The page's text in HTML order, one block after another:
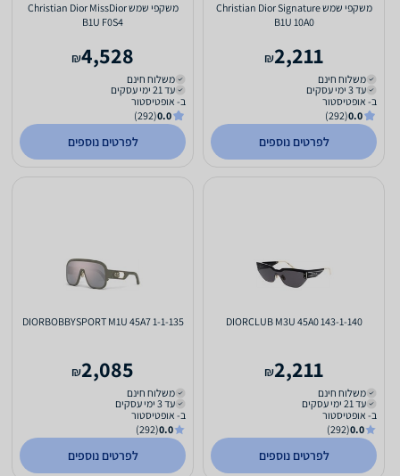
משקפי שמש Christian Dior Signature
B1U 10A0
2,211
₪
משלוח חינם
עד 3 ימי עסקים
ב- אופטיסטור
0.0
(292)
לפרטים נוספים
משקפי שמש Christian Dior MissDior
B1U F0S4
4,528
₪
משלוח חינם
עד 21 ימי עסקים
ב- אופטיסטור
0.0
(292)
לפרטים נוספים
DIORCLUB M3U 45A0 143-1-140
2,211
₪
משלוח חינם
עד 21 ימי עסקים
ב- אופטיסטור
0.0
(292)
לפרטים נוספים
DIORBOBBYSPORT M1U 45A7 1-1-135
2,085
₪
משלוח חינם
עד 3 ימי עסקים
ב- אופטיסטור
0.0
(292)
לפרטים נוספים